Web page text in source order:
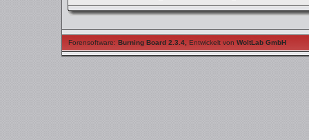
Forensoftware: Burning Board 2.3.4 Entwickelt von WoltLab GmbH